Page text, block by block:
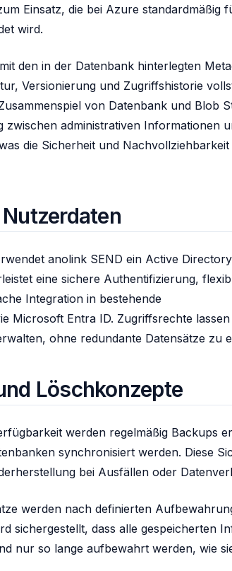
Einsatz, die bei Azure standardmäßig
wird.
den in der Datenbank hinterlegten
Versionierung und Zugriffshistorie
von Datenbank und Blob
zwischen administrativen Informationen
die Sicherheit und
anolink SEND ein Active
eine sichere Authentifizierung,
Integration in bestehende
Microsoft Entra ID. Zugriffsrechte
ohne redundante Datensätze zu
Löschkonzepte
werden regelmäßig Backups
synchronisiert werden. Diese
bei Ausfällen oder
werden nach definierten
sichergestellt, dass alle gespeicherten
nur so lange aufbewahrt werden, wie